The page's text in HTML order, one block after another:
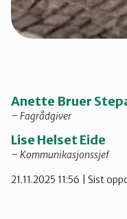
Anette Bruer
– Fagrådgiver
Lise Helset Eide
– Kommunikasjonssjef
21.11.2025 11:56 | Sist